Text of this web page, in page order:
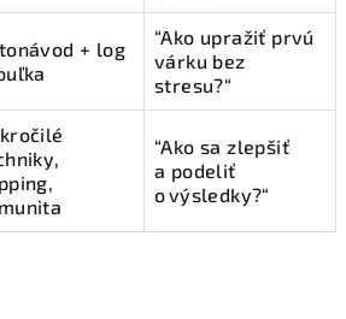
+ log
“Ako upražiť prvú
várku bez
stresu?“
“Ako sa zlepšiť
a podeliť
o výsledky?“